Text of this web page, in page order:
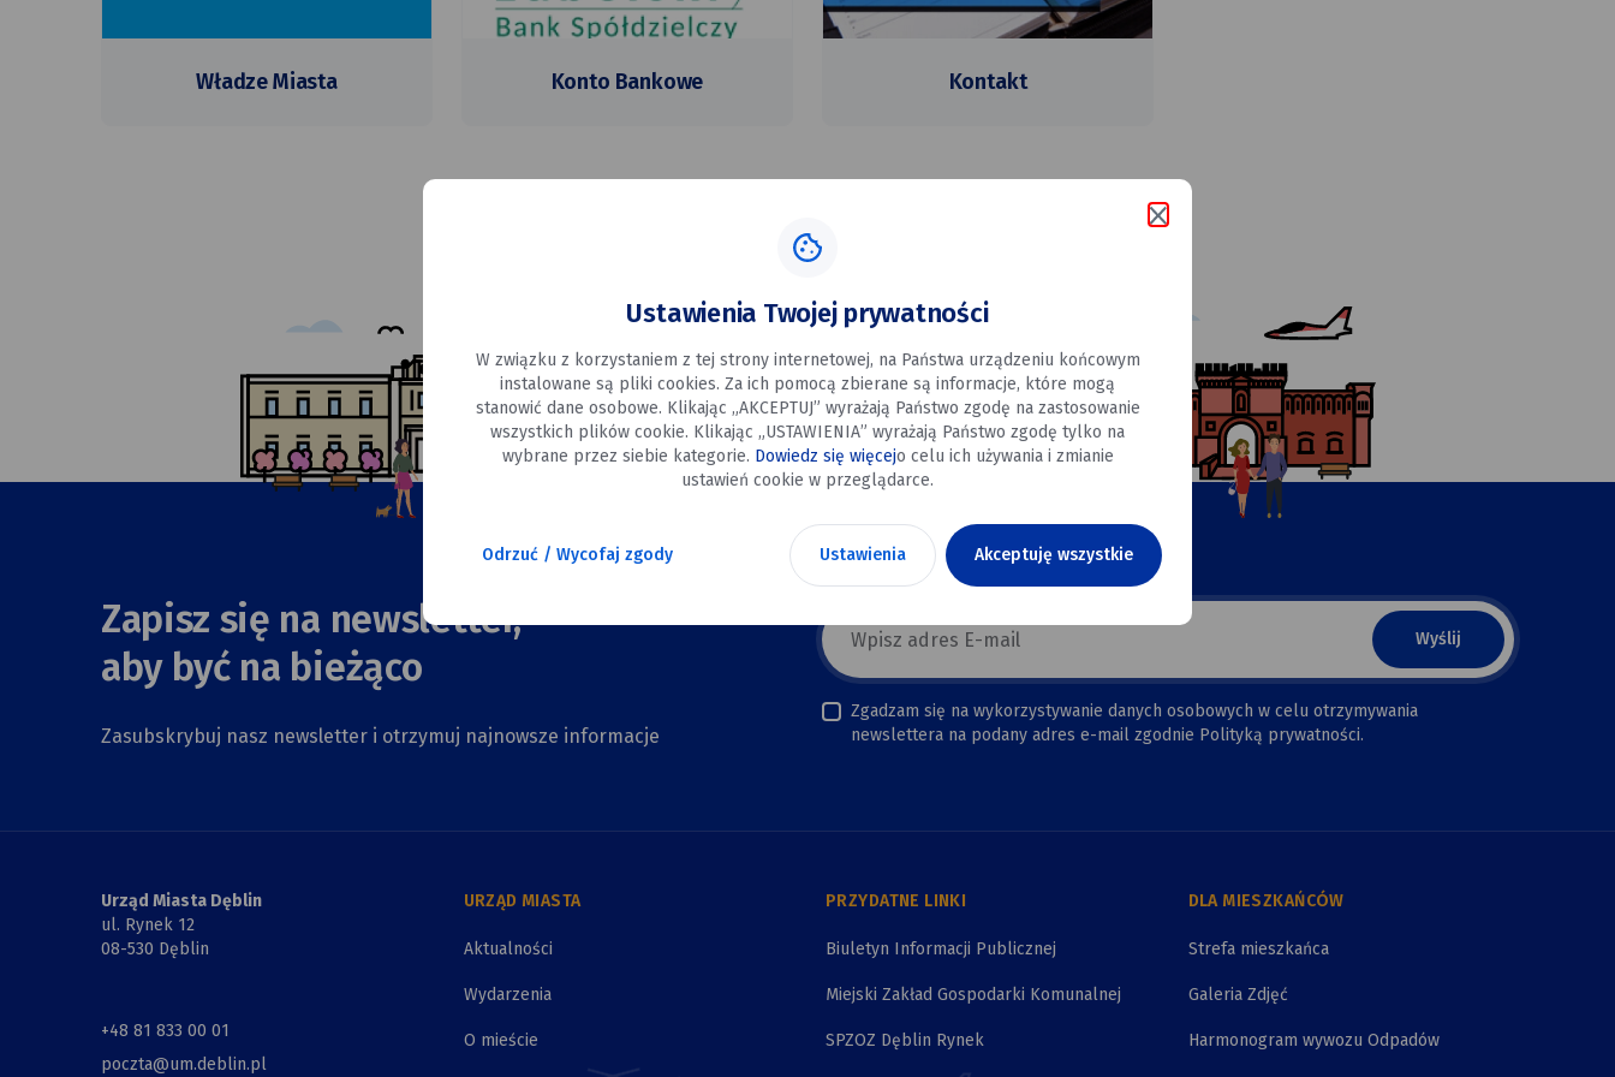
Władze Miasta Konto Bankowe Kontakt
Zapisz się na newsletter,
aby być na bieżąco
Zasubskrybuj nasz newsletter i otrzymuj najnowsze informacje
mail
newsletter
Zgadzam się na wykorzystywanie danych osobowych w celu otrzymywania
newslettera na podany adres e-mail zgodnie Polityką prywatności.
Urząd Miasta Dęblin
ul. Rynek 12
08-530 Dęblin
+48 81 833 00 01
poczta@um.deblin.pl
URZĄD MIASTA
Aktualności
Wydarzenia
O mieście
PRZYDATNE LINKI
Biuletyn Informacji Publicznej
Miejski Zakład Gospodarki Komunalnej
SPZOZ Dęblin Rynek
DLA MIESZKAŃCÓW
Strefa mieszkańca
Galeria Zdjęć
Harmonogram wywozu Odpadów
Ustawienia Twojej prywatności
W związku z korzystaniem z tej strony internetowej, na Państwa urządzeniu końcowym
instalowane są pliki cookies. Za ich pomocą zbierane są informacje, które mogą
stanowić dane osobowe. Klikając „AKCEPTUJ” wyrażają Państwo zgodę na zastosowanie
wszystkich plików cookie. Klikając „USTAWIENIA” wyrażają Państwo zgodę tylko na
wybrane przez siebie kategorie. Dowiedz się więcejo celu ich używania i zmianie
ustawień cookie w przeglądarce.
Odrzuć / Wycofaj zgody Ustawienia Akceptuję wszystkie